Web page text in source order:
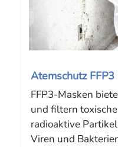
Atemschutz FFP3
FFP3-Masken
und filtern
radioaktive
Viren und